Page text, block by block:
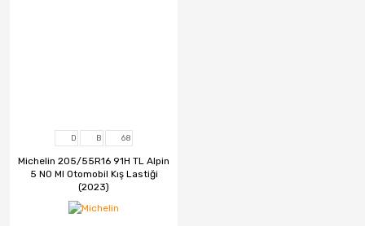
D B 68
Michelin 205/55R16 91H TL Alpin
5 N0 MI Otomobil Kış Lastiği
(2023)